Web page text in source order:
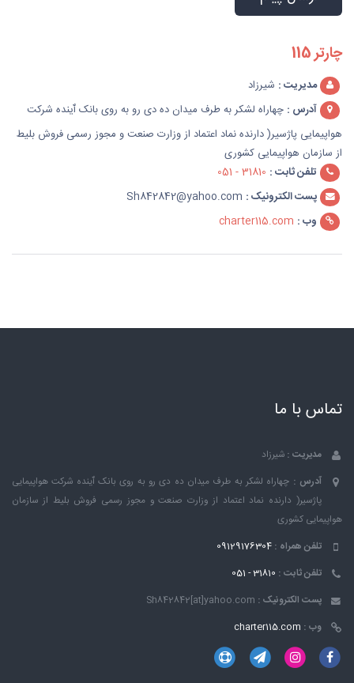
چارتر 115
مدیریت : شیرزاد
آدرس : چهاراه لشکر به طرف میدان ده دی رو به روی بانک ٱینده شرکت
هواپیمایی پاژسیر( دارنده نماد اعتماد از وزارت صنعت و مجوز رسمی فروش بلیط
از سازمان هواپیمایی کشوری
تلفن ثابت : 31810 - 051
پست الکترونیک :
وب : charter115.com
تماس با ما
مدیریت : شیرزاد
آدرس : چهاراه لشکر به طرف میدان ده دی رو به روی بانک ٱینده شرکت هواپیمایی
پاژسیر( دارنده نماد اعتماد از وزارت صنعت و مجوز رسمی فروش بلیط از سازمان
هواپیمایی کشوری
تلفن همراه : 09129176304
تلفن ثابت : 31810 - 051
پست الکترونیک : Sh842842[at]yahoo.com
وب : charter115.com